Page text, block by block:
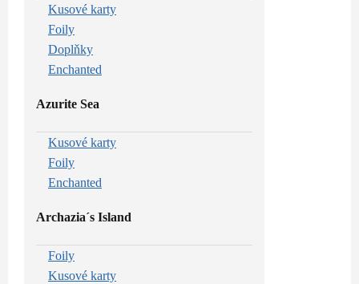
Kusové karty
Foily
Doplňky
Enchanted
Azurite Sea
Kusové karty
Foily
Enchanted
Archazia´s Island
Foily
Kusové karty